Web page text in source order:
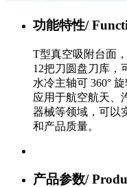
功能特性/
T型真空吸附台面
12把刀圆盘刀库，
水冷主轴可 360°
应用于航空航天、
器械等领域，可以
和产品质量。
产品参数/